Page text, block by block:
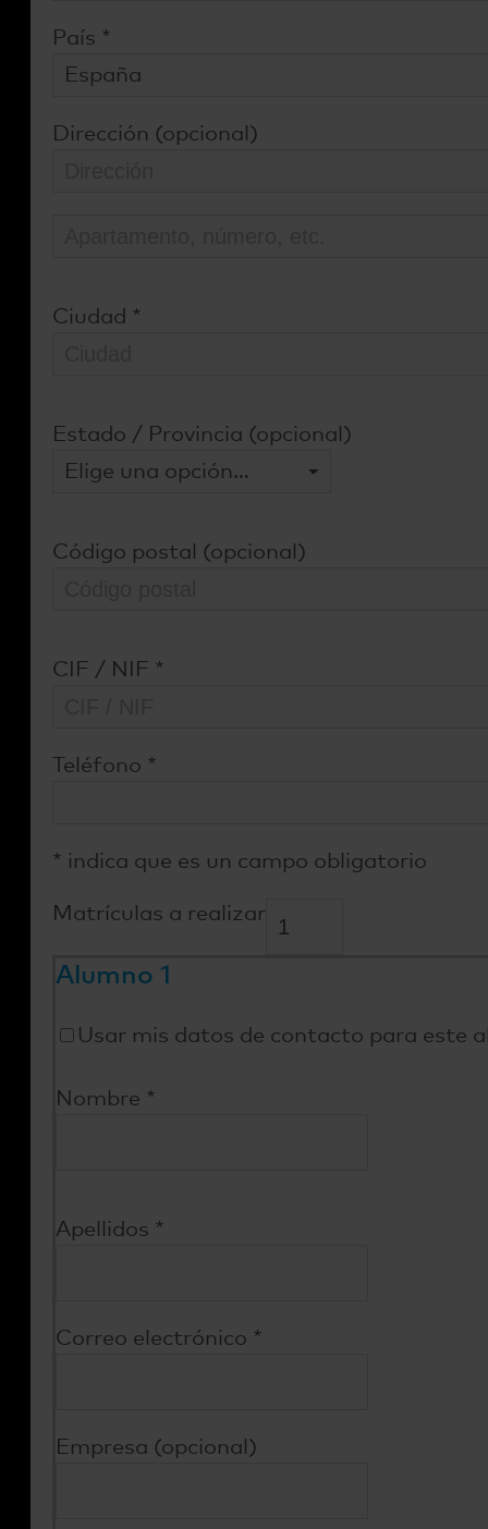
País *
Dirección (opcional)
Ciudad *
Estado / Provincia (opcional)
Código postal (opcional)
CIF / NIF *
Teléfono *
* indica que es un campo obligatorio
Matrículas a realizar
Alumno 1
Usar mis datos de contacto para este
Nombre *
Apellidos *
Correo electrónico *
Empresa (opcional)